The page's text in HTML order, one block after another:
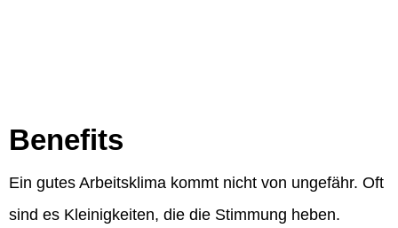
Benefits
Ein gutes Arbeitsklima kommt nicht von ungefähr. Oft
sind es Kleinigkeiten, die die Stimmung heben.